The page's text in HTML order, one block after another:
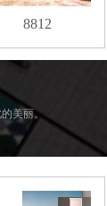
8812
美丽。